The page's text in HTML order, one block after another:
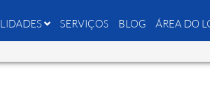
SERVIÇOS BLOG ÁREA DO